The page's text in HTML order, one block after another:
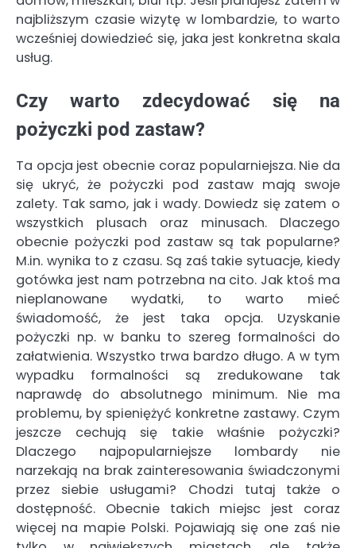
najbliższym czasie wizytę w lombardzie, to warto
wcześniej dowiedzieć się, jaka jest konkretna skala
usług.
Czy warto zdecydować się na
pożyczki pod zastaw?
Ta opcja jest obecnie coraz popularniejsza. Nie da
się ukryć, że pożyczki pod zastaw mają swoje
zalety. Tak samo, jak i wady. Dowiedz się zatem o
wszystkich plusach oraz minusach. Dlaczego
obecnie pożyczki pod zastaw są tak popularne?
M.in. wynika to z czasu. Są zaś takie sytuacje, kiedy
gotówka jest nam potrzebna na cito. Jak ktoś ma
nieplanowane wydatki, to warto mieć
świadomość, że jest taka opcja. Uzyskanie
pożyczki np. w banku to szereg formalności do
załatwienia. Wszystko trwa bardzo długo. A w tym
wypadku formalności są zredukowane tak
naprawdę do absolutnego minimum. Nie ma
problemu, by spieniężyć konkretne zastawy. Czym
jeszcze cechują się takie właśnie pożyczki?
Dlaczego najpopularniejsze lombardy nie
narzekają na brak zainteresowania świadczonymi
przez siebie usługami? Chodzi tutaj także o
dostępność. Obecnie takich miejsc jest coraz
więcej na mapie Polski. Pojawiają się one zaś nie